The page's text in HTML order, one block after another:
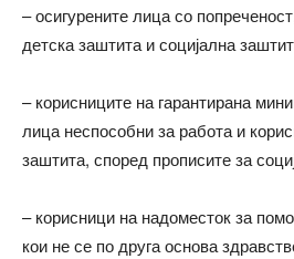
– осигурените лица со
детска заштита и социјална
– корисниците на гарантирана
лица неспособни за работа и
заштита, според прописите за
– корисници на надоместок за
кои не се по друга основа